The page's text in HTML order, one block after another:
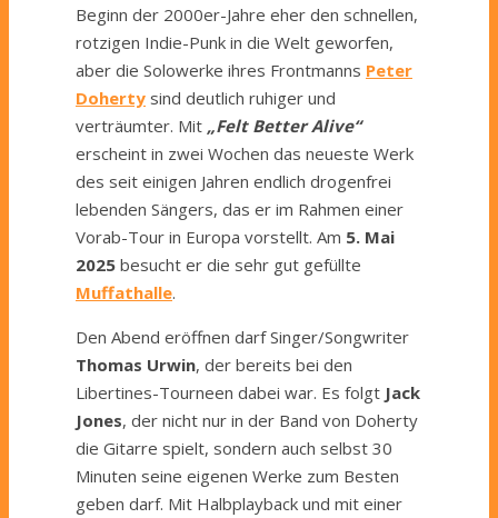
Beginn der 2000er-Jahre eher den schnellen,
rotzigen Indie-Punk in die Welt geworfen,
aber die Solowerke ihres Frontmanns Peter
Doherty sind deutlich ruhiger und
verträumter. Mit „Felt Better Alive“
erscheint in zwei Wochen das neueste Werk
des seit einigen Jahren endlich drogenfrei
lebenden Sängers, das er im Rahmen einer
Vorab-Tour in Europa vorstellt. Am 5. Mai
2025 besucht er die sehr gut gefüllte
Muffathalle.
Den Abend eröffnen darf Singer/Songwriter
Thomas Urwin, der bereits bei den
Libertines-Tourneen dabei war. Es folgt Jack
Jones, der nicht nur in der Band von Doherty
die Gitarre spielt, sondern auch selbst 30
Minuten seine eigenen Werke zum Besten
geben darf. Mit Halbplayback und mit einer